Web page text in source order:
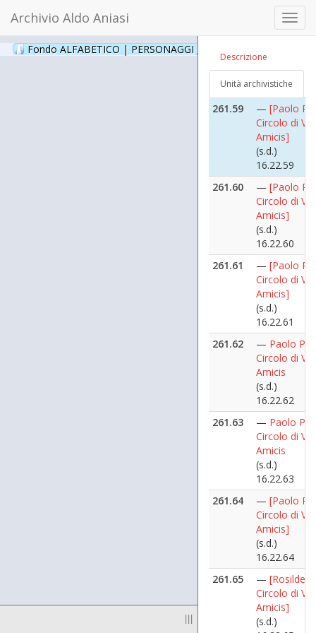
Archivio Aldo Aniasi
Fondo ALFABETICO | PERSONAGGI _ Archivio Fotografico
|||
Descrizione
Unità archivistiche
16.22.57
[Paolo
Amicis]
(s.d.)
16.22.58
261.59
— [Paolo
Circolo di
Amicis]
(s.d.)
16.22.59
261.60
— [Paolo
Circolo di
Amicis]
(s.d.)
16.22.60
261.61
— [Paolo
Circolo di
Amicis]
(s.d.)
16.22.61
261.62
— Paolo
Circolo di
Amicis
(s.d.)
16.22.62
261.63
— Paolo
Circolo di
Amicis
(s.d.)
16.22.63
261.64
— [Paolo
Circolo di
Amicis]
(s.d.)
16.22.64
261.65
— [Rosilde
Circolo di
Amicis]
(s.d.)